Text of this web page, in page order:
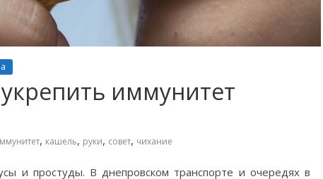
иммунитет
, кашель, руки, совет, чихание
и простуды. В днепровском транспорте и очередях в